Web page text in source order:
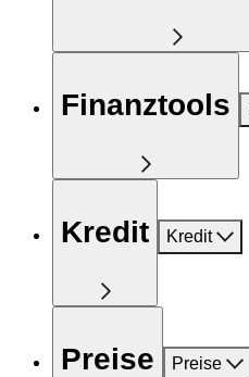
Finanztools
Kredit Kredit
Preise Preise